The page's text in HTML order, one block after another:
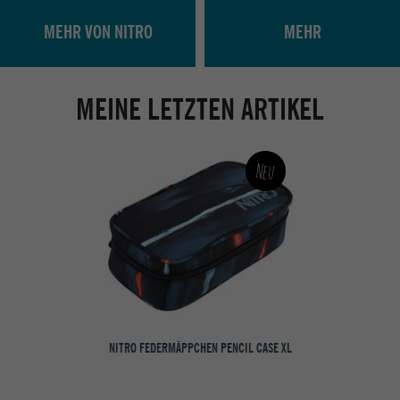
MEHR VON NITRO MEHR
MEINE LETZTEN ARTIKEL
Neu
NITRO FEDERMÄPPCHEN PENCIL CASE XL